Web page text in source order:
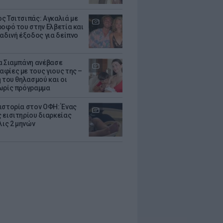
Τσιτσιπάς: Αγκαλιά με
του στην Ελβετία και
έξοδος για δείπνο
Σιαμπάνη ανέβασε
με τους γιους της –
του θηλασμού και οι
πρόγραμμα
στον ΟΦΗ: Ένας
διαρκείας
2 μηνών